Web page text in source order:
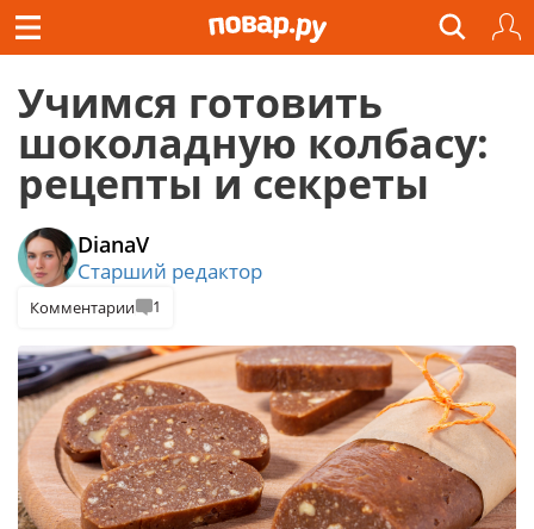
Учимся готовить
шоколадную колбасу:
рецепты и секреты
DianaV
Старший редактор
Комментарии 1